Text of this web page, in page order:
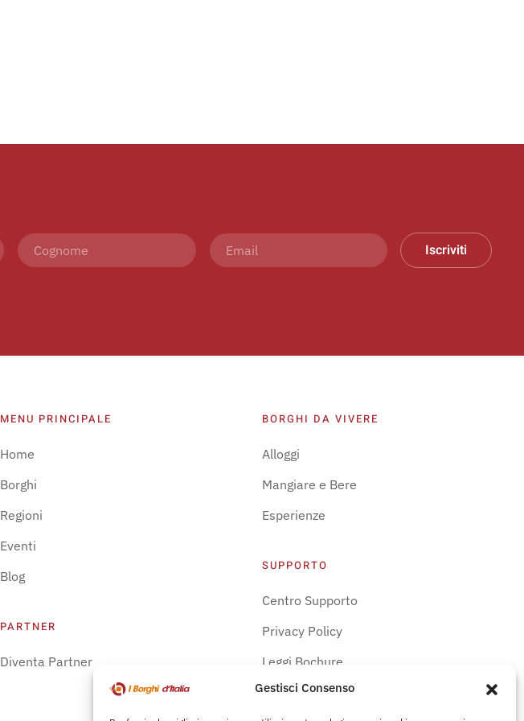
Gestisci Consenso
Iscriviti
MENU PRINCIPALE
Home
Borghi
Regioni
Eventi
Blog
PARTNER
Diventa Partner
BORGHI DA VIVERE
Alloggi
Mangiare e Bere
Esperienze
SUPPORTO
Centro Supporto
Privacy Policy
Leggi Bochure